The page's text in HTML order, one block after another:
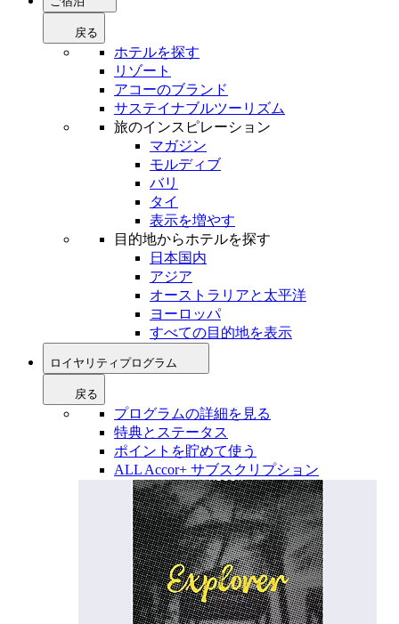
戻る
ホテルを探す
リゾート
アコーのブランド
サステイナブルツーリズム
旅のインスピレーション
マガジン
モルディブ
バリ
タイ
表示を増やす
目的地からホテルを探す
日本国内
アジア
オーストラリアと太平洋
ヨーロッパ
すべての目的地を表示
ロイヤリティプログラム
戻る
プログラムの詳細を見る
特典とステータス
ポイントを貯めて使う
ALL Accor+ サブスクリプション